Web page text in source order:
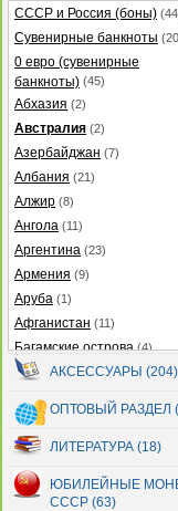
СССР и Россия (боны)
Сувенирные банкноты
0 евро (сувенирные
банкноты) (45)
Абхазия (2)
Австралия (2)
Азербайджан (7)
Албания (21)
Алжир (8)
Ангола (11)
Аргентина (23)
Армения (9)
Аруба (1)
Афганистан (11)
Багамские острова(4)
Бангладеш(27)
Барбадос
Бахрейн
Беларусь(13)
Белиз
Бермуды(2)
АКСЕССУАРЫ (204)
ОПТОВЫЙ РАЗДЕЛ
ЛИТЕРАТУРА (18)
ЮБИЛЕЙНЫЕ
СССР (63)